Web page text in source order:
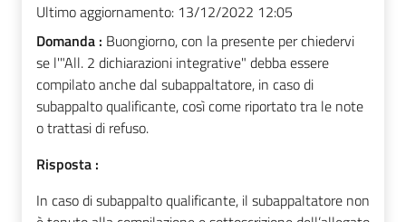
Ultimo aggiornamento: 13/12/2022 12:05
Domanda : Buongiorno, con la presente per chiedervi
se l'"All. 2 dichiarazioni integrative" debba essere
compilato anche dal subappaltatore, in caso di
subappalto qualificante, così come riportato tra le note
o trattasi di refuso.
Risposta :
In caso di subappalto qualificante, il subappaltatore non